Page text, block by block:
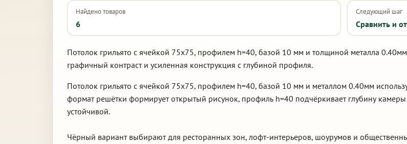
Найдено товаров
6
Следующий шаг
Сравнить и
Потолок грильято с ячейкой 75х75, профилем h=40, базой 10 мм и толщиной металла
графичный контраст и усиленная конструкция с глубиной профиля.
Потолок грильято с ячейкой 75х75, профилем h=40, базой 10 мм и металлом 0.40мм
формат решётки формирует открытый рисунок, профиль h=40 подчёркивает глубину
устойчивой.
Чёрный вариант выбирают для ресторанных зон, лофт-интерьеров, шоурумов и